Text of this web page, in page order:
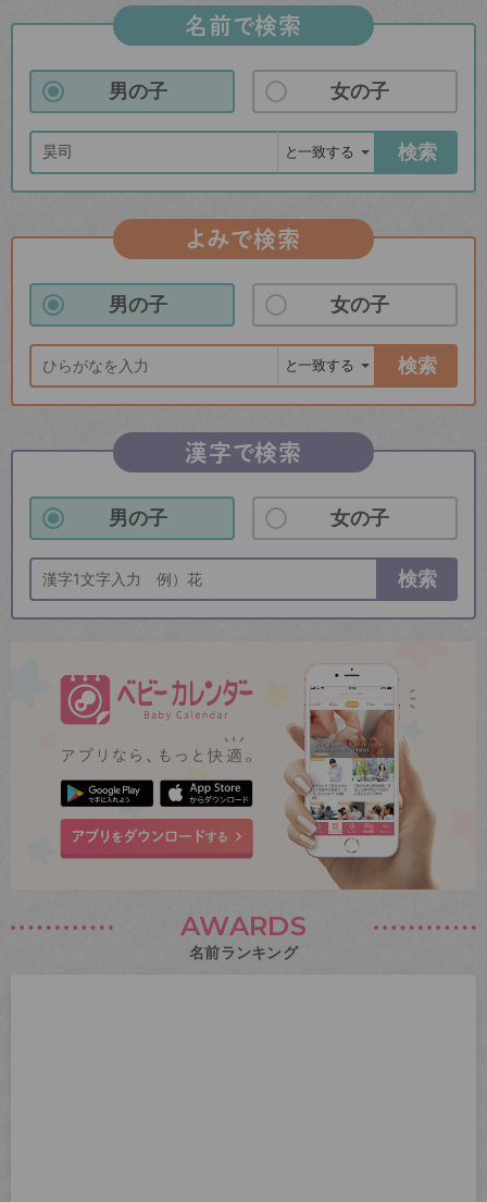
名前で検索
男の子 女の子
検索
よみで検索
男の子 女の子
検索
漢字で検索
男の子 女の子
検索
AWARDS
名前ランキング